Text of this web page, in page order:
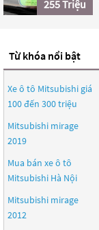
255 Triệu
Từ khóa nổi bật
Xe ô tô Mitsubishi giá
100 đến 300 triệu
Mitsubishi mirage
2019
Mua bán xe ô tô
Mitsubishi Hà Nội
Mitsubishi mirage
2012